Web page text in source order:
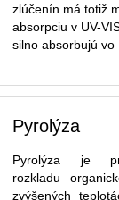
zlúčenín má totiž
absorpciu v UV-
silno absorbujú vo
Pyrolýza
Pyrolýza je
rozkladu
zvýšených